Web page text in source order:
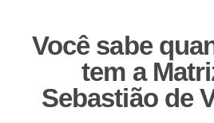
Você sabe
tem a
Sebastião de